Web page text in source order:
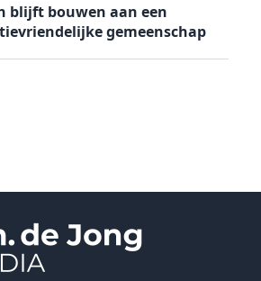
blijft bouwen aan een
gemeenschap